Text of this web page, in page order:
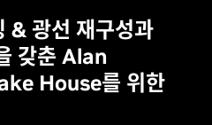
& 광선 재구성과
갖춘 Alan
House를 위한